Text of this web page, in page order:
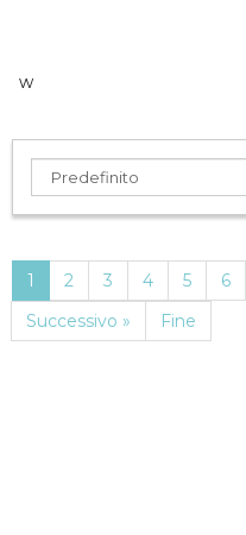
w
1 2 3 4 5 6
Successivo »
Fine